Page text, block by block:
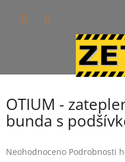
OTIUM -
bunda s
Průměrné
Neohodnoceno Podrobnosti